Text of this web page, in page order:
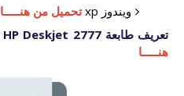
ويندوز xp
تحميل من هنـــــا
تعريف طابعة HP Deskjet 2777 لماكنتوش Mac OS
هنـــــا